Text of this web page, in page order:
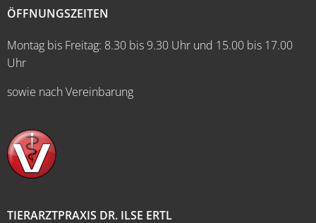
TIERARZTPRAXIS DR. ILSE ERTL
ÖFFNUNGSZEITEN
Montag bis Freitag: 8.30 bis 9.30 Uhr und 15.00 bis 17.00
Uhr
sowie nach Vereinbarung